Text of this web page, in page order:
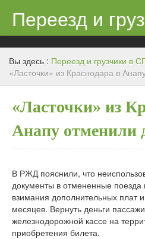
Контакты
Цены
Вы здесь : Переезд и грузчики в
«Ласточки» из Краснодара в
«Ласточки» из
Анапу отменили
В РЖД пояснили, что
документы в отмененные поезда
взимания дополнительных плат
месяцев. Вернуть деньги
железнодорожной кассе на
приобретения билета.